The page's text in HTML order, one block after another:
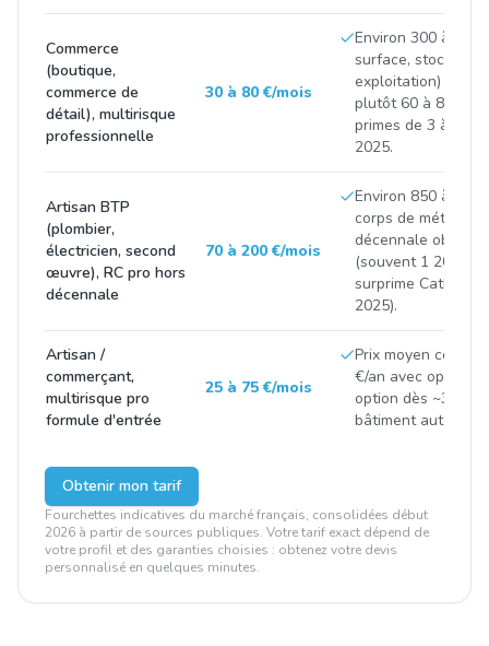
Commerce
(boutique,
commerce de
détail), multirisque
professionnelle
30 à 80 €/mois
Environ 300 à 900
surface, stock et
exploitation) ;
plutôt 60 à 85 €/
primes de 3 à 8 %
2025.
Artisan BTP
(plombier,
électricien, second
œuvre), RC pro hors
décennale
70 à 200 €/mois
Environ 850 à 2
corps de métier et
décennale
(souvent 1 200 à
surprime CatNat
2025).
Artisan /
commerçant,
multirisque pro
formule d'entrée
25 à 75 €/mois
Prix moyen
€/an avec options
option dès ~300
bâtiment autour
Obtenir mon tarif
Fourchettes indicatives du marché français, consolidées début
2026 à partir de sources publiques. Votre tarif exact dépend de
votre profil et des garanties choisies : obtenez votre devis
personnalisé en quelques minutes.